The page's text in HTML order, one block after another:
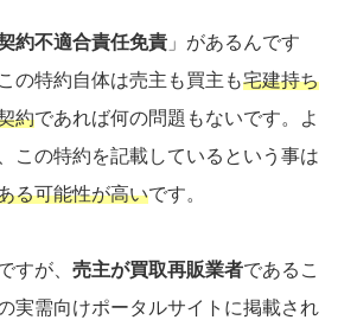
約不適合責任免責 」があるんです
の特約自体は売主も買主も宅建持ち
約であれば何の問題もないです。よ
この特約を記載しているという事は
る可能性が高いです。
すが、 売主が買取再販業者であるこ
実需向けポータルサイトに掲載され